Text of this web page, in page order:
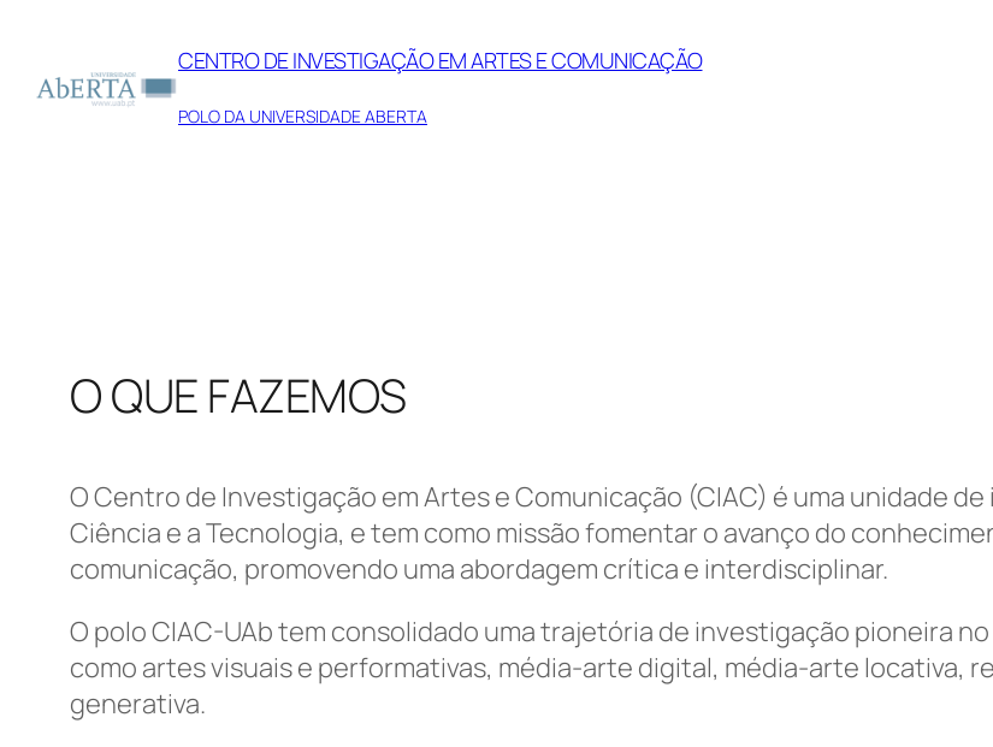
CENTRO DE INVESTIGAÇÃO EM ARTES E COMUNICAÇÃO
POLO DA UNIVERSIDADE ABERTA
O QUE FAZEMOS
O Centro de Investigação em Artes e Comunicação (CIAC) é uma unidade
Ciência e a Tecnologia, e tem como missão fomentar o avanço do
comunicação, promovendo uma abordagem crítica e interdisciplinar.
O polo CIAC-UAb tem consolidado uma trajetória de investigação pioneira
como artes visuais e performativas, média-arte digital, média-arte locativa,
generativa.